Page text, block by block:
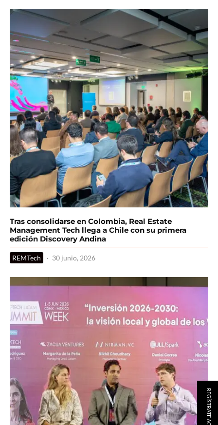
Tras consolidarse en Colombia, Real Estate
Management Tech llega a Chile con su primera
edición Discovery Andina
REMTech · 30 junio, 2026
REGÍSTRATE AQUÍ